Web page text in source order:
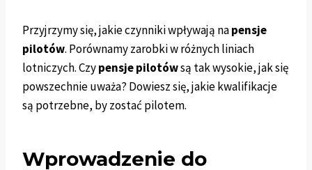
Przyjrzymy się, jakie czynniki wpływają napensje
pilotów. Porównamy zarobki w różnych liniach
lotniczych. Czypensje pilotówsą tak wysokie, jak się
powszechnie uważa? Dowiesz się, jakie kwalifikacje
są potrzebne, by zostać pilotem.
Wprowadzenie do